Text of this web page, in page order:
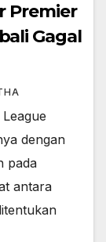
Premier
Gagal
dengan
pada
antara